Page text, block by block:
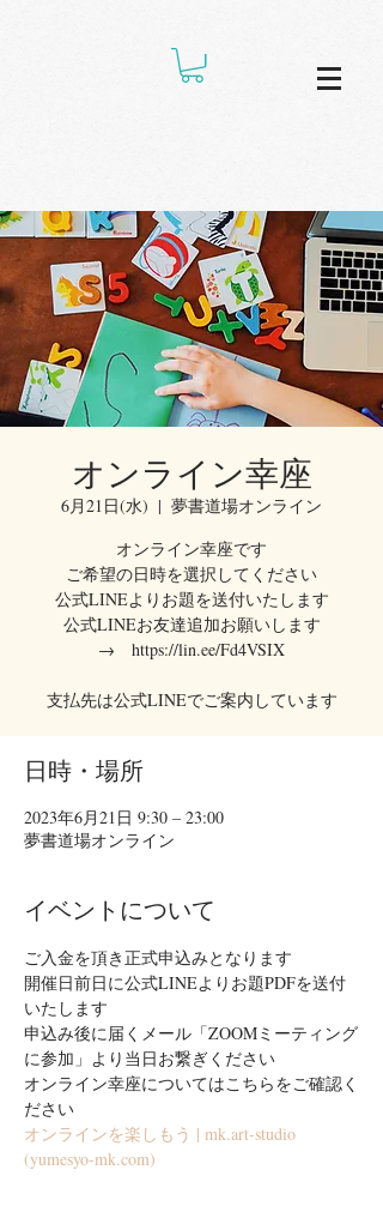
オンライン幸座
6月21日(水)
  |
夢書道場オンライン
オンライン幸座です
ご希望の日時を選択してください
公式LINEよりお題を送付いたします
公式LINEお友達追加お願いします
→ https://lin.ee/Fd4VSIX
支払先は公式LINEでご案内しています
日時・場所
2023年6月21日 9:30 – 23:00
夢書道場オンライン
イベントについて
ご入金を頂き正式申込みとなります
開催日前日に公式LINEよりお題PDFを送付
いたします
申込み後に届くメール「ZOOMミーティング
に参加」より当日お繋ぎください
オンライン幸座についてはこちらをご確認く
ださい
オンラインを楽しもう | mk.art-studio
(yumesyo-mk.com)